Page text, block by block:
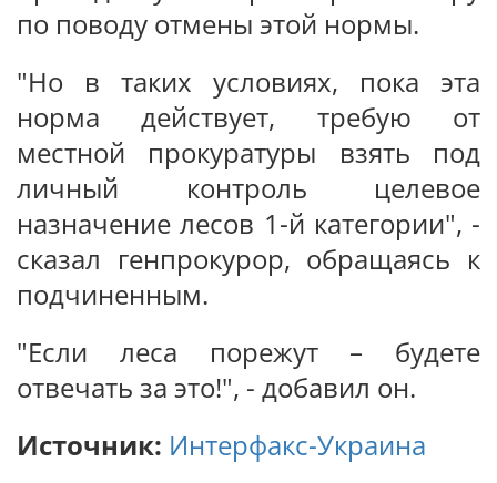
по поводу отмены этой нормы.
"Но в таких условиях, пока эта
норма действует, требую от
местной прокуратуры взять под
личный контроль целевое
назначение лесов 1-й категории", -
сказал генпрокурор, обращаясь к
подчиненным.
"Если леса порежут – будете
отвечать за это!", - добавил он.
Источник: Интерфакс-Украина